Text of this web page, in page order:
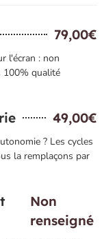
79,00€
l'écran : non
100% qualité
49,00€
? Les cycles
la remplaçons par
Non
renseigné